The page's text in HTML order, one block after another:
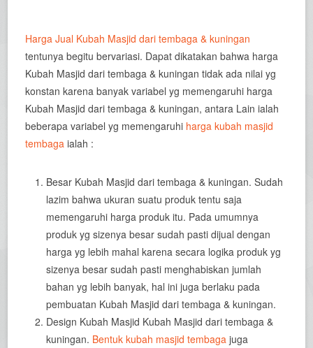
Harga Jual Kubah Masjid dari tembaga & kuningan
tentunya begitu bervariasi. Dapat dikatakan bahwa harga
Kubah Masjid dari tembaga & kuningan tidak ada nilai yg
konstan karena banyak variabel yg memengaruhi harga
Kubah Masjid dari tembaga & kuningan, antara Lain ialah
beberapa variabel yg memengaruhi harga kubah masjid
tembaga ialah :
Besar Kubah Masjid dari tembaga & kuningan. Sudah
lazim bahwa ukuran suatu produk tentu saja
memengaruhi harga produk itu. Pada umumnya
produk yg sizenya besar sudah pasti dijual dengan
harga yg lebih mahal karena secara logika produk yg
sizenya besar sudah pasti menghabiskan jumlah
bahan yg lebih banyak, hal ini juga berlaku pada
pembuatan Kubah Masjid dari tembaga & kuningan.
Design Kubah Masjid Kubah Masjid dari tembaga &
kuningan. Bentuk kubah masjid tembaga juga